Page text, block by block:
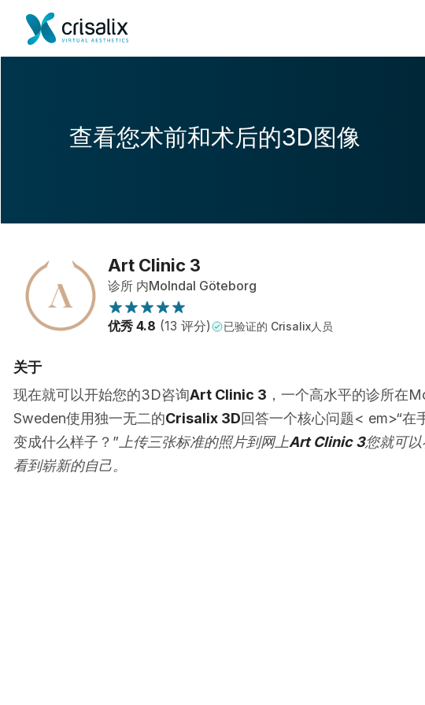
查看您术前和术后的3D图像
Art Clinic 3
诊所 内Molndal Göteborg
优秀 4.8 (13 评分) 已验证的 Crisalix人员
关于
现在就可以开始您的3D咨询Art Clinic 3 ，一个高水平的诊所在
Sweden使用独一无二的Crisalix 3D回答一个核心问题< em>“在
变成什么样子？” 上传三张标准的照片到网上Art Clinic 3您就可
看到崭新的自己。